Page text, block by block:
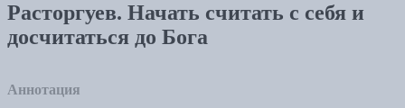
Расторгуев. Начать считать с себя и
досчитаться до Бога
Аннотация